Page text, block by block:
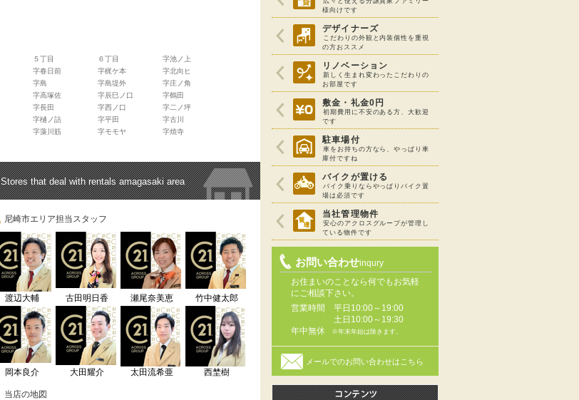
５丁目 ６丁目
字池ノ上
字春日前 字梶ケ本
字北向ヒ
字島 字島堤外
字庄ノ角
字高塚佐 字辰巳ノ口
字鶴田
字長田 字西ノ口
字二ノ坪
字樋ノ詰 字平田
字古川
字藻川筋 字モモヤ
字焼寺
Stores that deal with rentals amagasaki area
尼崎市エリア担当スタッフ
渡辺大輔 古田明日香 瀬尾奈美恵 竹中健太郎
岡本良介 大田耀介 太田流希亜 西埜樹
当店の地図
様向けです
デザイナーズ
こだわりの外観と内装個性を重視
の方おススメ
リノベーション
新しく生まれ変わったこだわりの
お部屋です
敷金・礼金0円
初期費用に不安のある方、大歓迎
です
駐車場付
車をお持ちの方なら、やっぱり車
庫付ですね
バイクが置ける
バイク乗りならやっぱりバイク置
場は必須です
当社管理物件
安心のアクロスグループが管理し
ている物件です
お問い合わせinqury
お住まいのことなら何でもお気軽
にご相談下さい。
営業時間
平日10:00～19:00
土日10:00～19:30
年中無休
※年末年始は除きます。
メールでのお問い合わせはこちら